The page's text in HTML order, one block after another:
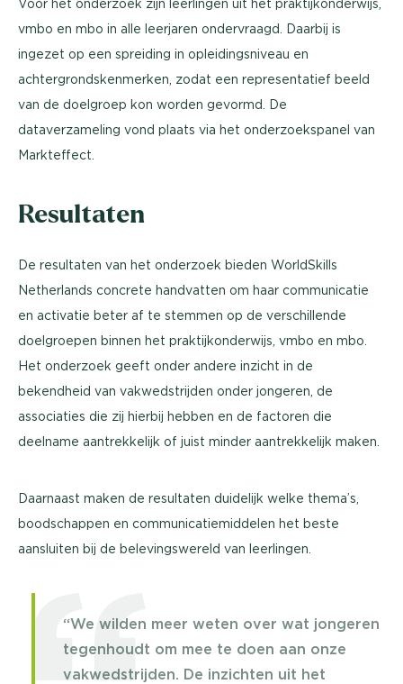
Voor het onderzoek zijn leerlingen uit het praktijkonderwijs,
vmbo en mbo in alle leerjaren ondervraagd. Daarbij is
ingezet op een spreiding in opleidingsniveau en
achtergrondskenmerken, zodat een representatief beeld
van de doelgroep kon worden gevormd. De
dataverzameling vond plaats via het onderzoekspanel van
Markteffect.
Resultaten
De resultaten van het onderzoek bieden WorldSkills
Netherlands concrete handvatten om haar communicatie
en activatie beter af te stemmen op de verschillende
doelgroepen binnen het praktijkonderwijs, vmbo en mbo.
Het onderzoek geeft onder andere inzicht in de
bekendheid van vakwedstrijden onder jongeren, de
associaties die zij hierbij hebben en de factoren die
deelname aantrekkelijk of juist minder aantrekkelijk maken.
Daarnaast maken de resultaten duidelijk welke thema’s,
boodschappen en communicatiemiddelen het beste
aansluiten bij de belevingswereld van leerlingen.
“We wilden meer weten over wat jongeren
tegenhoudt om mee te doen aan onze
vakwedstrijden. De inzichten uit het